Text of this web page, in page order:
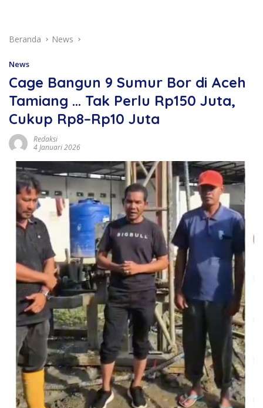
Beranda News
News
Cage Bangun 9 Sumur Bor di Aceh
Tamiang … Tak Perlu Rp150 Juta,
Cukup Rp8–Rp10 Juta
Redaksi
4 Januari 2026